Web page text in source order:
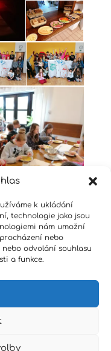
k ukládání
technologie jako jsou
nám umožní
nebo
nebo odvolání souhlasu
a funkce.